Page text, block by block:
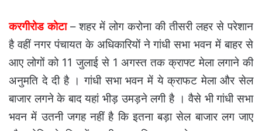
करगीरोड कोटा – शहर में लोग करोना की तीसरी लहर से परेशान
है वहीं नगर पंचायत के अधिकारियों ने गांधी सभा भवन में बाहर से
आए लोगों को 11 जुलाई से 1 अगस्त तक क्राफ्ट मेला लगाने की
अनुमति दे दी है । गांधी सभा भवन में ये क्राफट मेला और सेल
बाजार लगने के बाद यहां भीड़ उमड़ने लगी है । वैसे भी गांधी सभा
भवन में उतनी जगह नहीं है कि इतना बड़ा सेल बाजार लग जाए